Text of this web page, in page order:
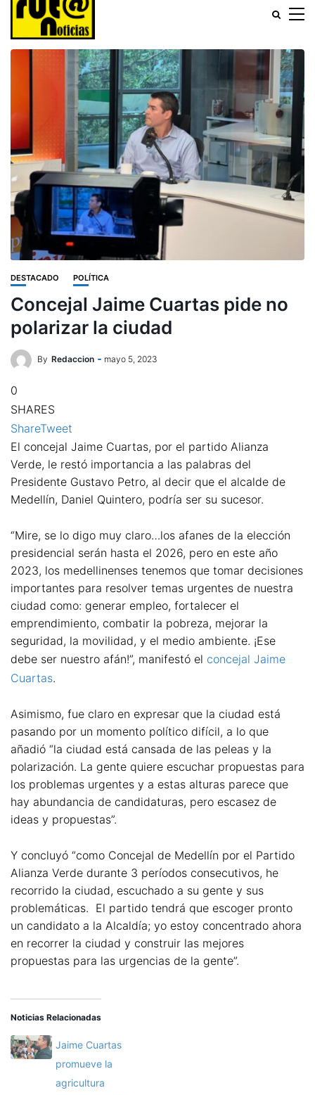
DESTACADO POLÍTICA
Concejal Jaime Cuartas pide no
polarizar la ciudad
By Redaccion mayo 5, 2023
0
SHARES
ShareTweet
El concejal Jaime Cuartas, por el partido Alianza
Verde, le restó importancia a las palabras del
Presidente Gustavo Petro, al decir que el alcalde de
Medellín, Daniel Quintero, podría ser su sucesor.
“Mire, se lo digo muy claro…los afanes de la elección
presidencial serán hasta el 2026, pero en este año
2023, los medellinenses tenemos que tomar decisiones
importantes para resolver temas urgentes de nuestra
ciudad como: generar empleo, fortalecer el
emprendimiento, combatir la pobreza, mejorar la
seguridad, la movilidad, y el medio ambiente. ¡Ese
debe ser nuestro afán!”, manifestó el concejal Jaime
Cuartas.
Asimismo, fue claro en expresar que la ciudad está
pasando por un momento político difícil, a lo que
añadió “la ciudad está cansada de las peleas y la
polarización. La gente quiere escuchar propuestas para
los problemas urgentes y a estas alturas parece que
hay abundancia de candidaturas, pero escasez de
ideas y propuestas”.
Y concluyó “como Concejal de Medellín por el Partido
Alianza Verde durante 3 períodos consecutivos, he
recorrido la ciudad, escuchado a su gente y sus
problemáticas. El partido tendrá que escoger pronto
un candidato a la Alcaldía; yo estoy concentrado ahora
en recorrer la ciudad y construir las mejores
propuestas para las urgencias de la gente”.
Noticias Relacionadas
Jaime Cuartas
promueve la
agricultura